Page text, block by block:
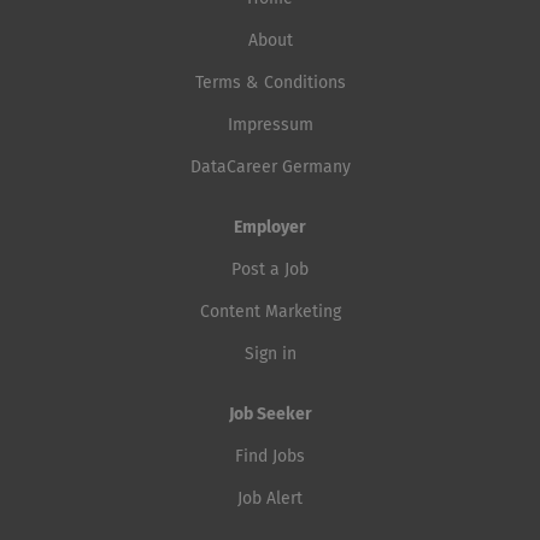
About
Terms & Conditions
Impressum
DataCareer Germany
Employer
Post a Job
Content Marketing
Sign in
Job Seeker
Find Jobs
Job Alert